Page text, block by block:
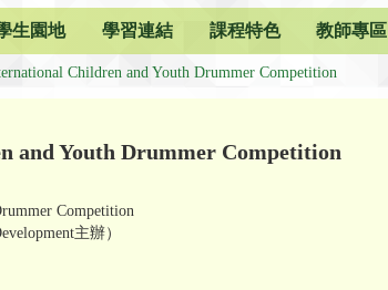
生園地 學習連結 課程特色 教師專區
Children and Youth Drummer Competition
and Youth Drummer Competition
Competition
主辦）